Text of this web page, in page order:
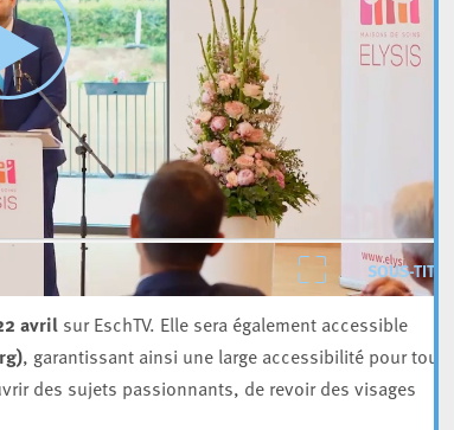
SOUS-TITRES
avril sur EschTV. Elle sera également accessible
, garantissant ainsi une large accessibilité pour tous
des sujets passionnants, de revoir des visages